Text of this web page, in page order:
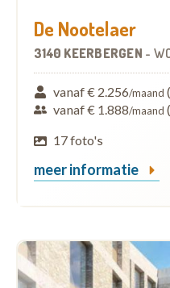
De Nootelaer
3140 KEERBERGEN -
vanaf € 2.256/maand
vanaf € 1.888/maand
17 foto's
meer informatie